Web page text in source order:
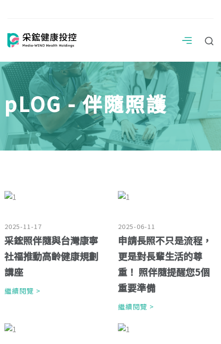
pLOG - 伴隨照護
2025-11-17
采鋐照伴隨與台灣康寧
社福推動高齡健康規劃
講座
繼續閱覽 >
2025-06-11
申請長照不只是流程，
更是對長輩生活的尊
重！ 照伴隨提醒您5個
重要準備
繼續閱覽 >